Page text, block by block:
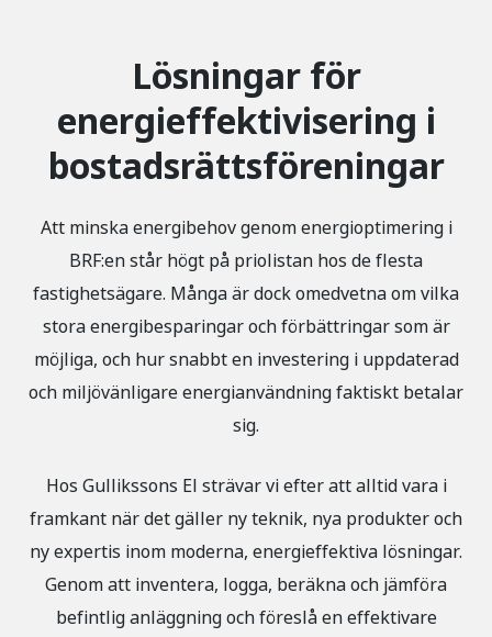
Lösningar för
energieffektivisering i
bostadsrättsföreningar
Att minska energibehov genom energioptimering i
BRF:en står högt på priolistan hos de flesta
fastighetsägare. Många är dock omedvetna om vilka
stora energibesparingar och förbättringar som är
möjliga, och hur snabbt en investering i uppdaterad
och miljövänligare energianvändning faktiskt betalar
sig.
Hos Gullikssons El strävar vi efter att alltid vara i
framkant när det gäller ny teknik, nya produkter och
ny expertis inom moderna, energieffektiva lösningar.
Genom att inventera, logga, beräkna och jämföra
befintlig anläggning och föreslå en effektivare